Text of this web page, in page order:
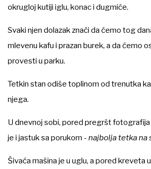
okrugloj kutiji iglu, konac i dugmiće.
Svaki njen dolazak znači da ćemo tog
mlevenu kafu i prazan burek, a da ćemo
provesti u parku.
Tetkin stan odiše toplinom od trenutka
njega.
U dnevnoj sobi, pored pregršt fotografija
je i jastuk sa porukom - najbolja tetka na
Šivaća mašina je u uglu, a pored kreveta